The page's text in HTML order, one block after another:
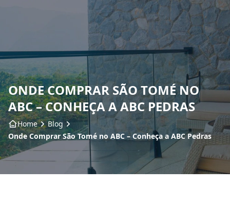
Home
Sobre nós
Produtos
Insumos
Contato
ONDE COMPRAR SÃO TOMÉ NO
ABC – CONHEÇA A ABC PEDRAS
Home
Blog
Onde Comprar São Tomé no ABC – Conheça a ABC Pedras